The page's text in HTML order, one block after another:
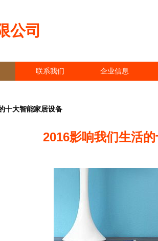
公司
联系我们 企业信息
十大智能家居设备
2016影响我们生活